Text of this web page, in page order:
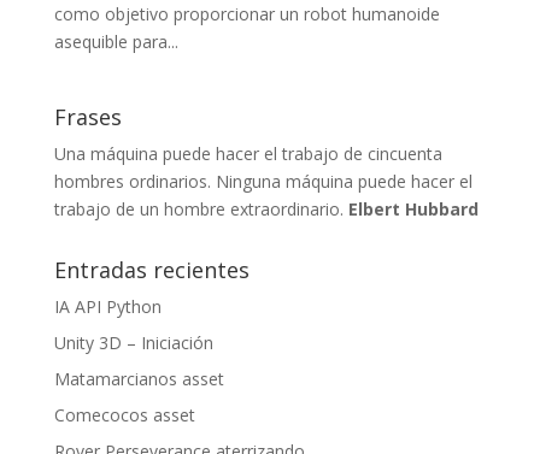
como objetivo proporcionar un robot humanoide
asequible para...
Frases
Una máquina puede hacer el trabajo de cincuenta
hombres ordinarios. Ninguna máquina puede hacer el
trabajo de un hombre extraordinario. Elbert Hubbard
Entradas recientes
IA API Python
Unity 3D – Iniciación
Matamarcianos asset
Comecocos asset